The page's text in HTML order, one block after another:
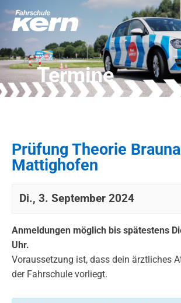
Termine
Prüfung Theorie
Mattighofen
Di., 3. September 2024
Anmeldungen möglich bis spätestens
Uhr.
Voraussetzung ist, dass dein ärztliches
der Fahrschule vorliegt.